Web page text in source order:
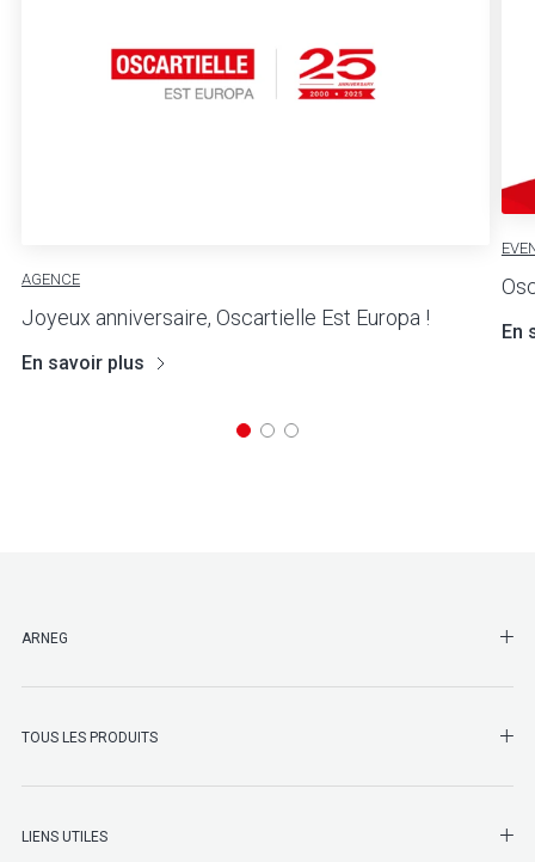
AGENCE
Joyeux anniversaire, Oscartielle Est Europa !
En savoir plus
En
ARNEG
TOUS LES PRODUITS
LIENS UTILES